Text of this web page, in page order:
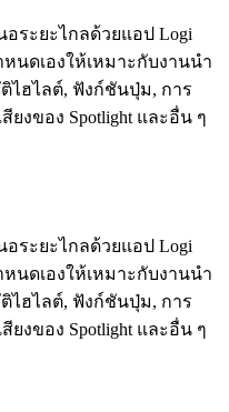
ระยะไกลด้วยแอป Logi
นดเองให้เหมาะกับงานนำ
ฮไลต์, ฟังก์ชันปุ่ม, การ
งของ Spotlight และอื่น ๆ
ระยะไกลด้วยแอป Logi
นดเองให้เหมาะกับงานนำ
ฮไลต์, ฟังก์ชันปุ่ม, การ
งของ Spotlight และอื่น ๆ